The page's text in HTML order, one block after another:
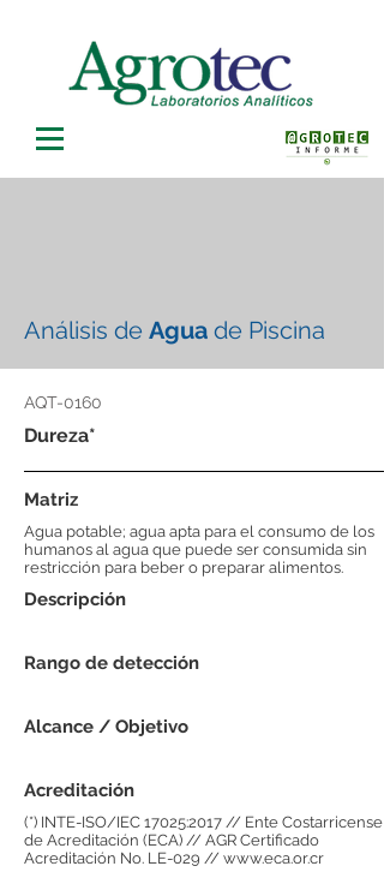
Análisis de Agua de Piscina
AQT-0160
Dureza*
Matriz
Agua potable; agua apta para el consumo de los
humanos al agua que puede ser consumida sin
restricción para beber o preparar alimentos.
Descripción
Rango de detección
Alcance / Objetivo
Acreditación
(*) INTE-ISO/IEC 17025:2017 // Ente Costarricense
de Acreditación (ECA) // AGR Certificado
Acreditación No. LE-029 // www.eca.or.cr